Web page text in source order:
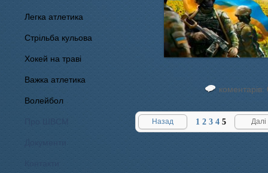
Легка атлетика
Стрільба кульова
Хокей на траві
Важка атлетика
Волейбол
Про ШВСМ
Документи
коментарів:
Назад 1 2 3 4 5 Далі